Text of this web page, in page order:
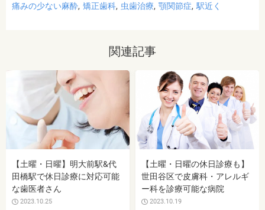
痛みの少ない麻酔 矯正歯科 虫歯治療 顎関節症 駅近く
関連記事
【土曜・日曜】明大前駅&代
田橋駅で休日診療に対応可能
な歯医者さん
2023.10.25
【土曜・日曜の休日診療も】
世田谷区で皮膚科・アレルギ
ー科を診療可能な病院
2023.10.19